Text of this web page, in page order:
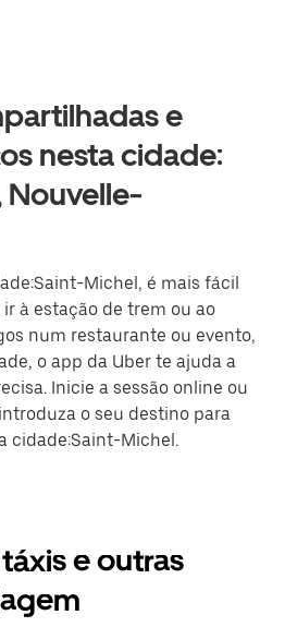
e
nesta cidade:
Nouvelle-
Michel, é mais fácil
ir à estação de trem ou ao
num restaurante ou evento,
o app da Uber te ajuda a
Inicie a sessão online ou
o seu destino para
cidade:Saint-Michel.
e outras